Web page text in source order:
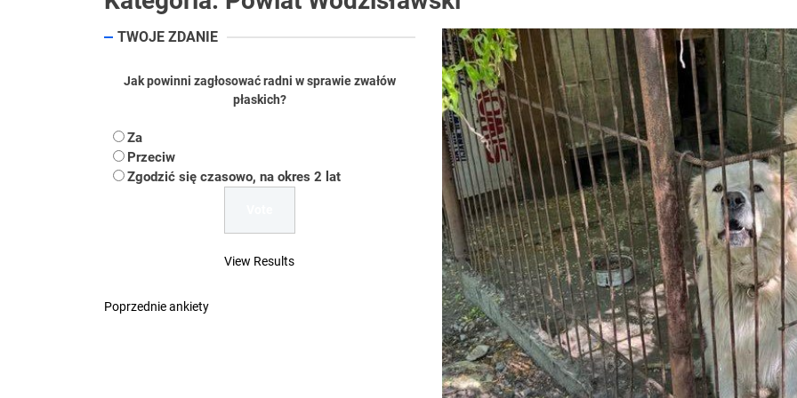
Koper – część 2.
Uwaga Dębieńsko – woda nieprzydatna do spożycia!!!
Ilu mieszkańców ma Rybnik?
Dość komentowania kolejnych afer w ochronie zdrowia — czas zacząć mówić o
TWOJE ZDANIE
Jak powinni zagłosować radni w sprawie zwałów
płaskich?
Za
Przeciw
Zgodzić się czasowo, na okres 2 lat
View Results
Poprzednie ankiety